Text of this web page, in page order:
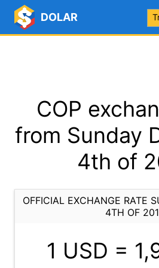
DOLAR
COP
from Sunday
4th of
OFFICIAL EXCHANGE RATE
4TH OF
1 USD =